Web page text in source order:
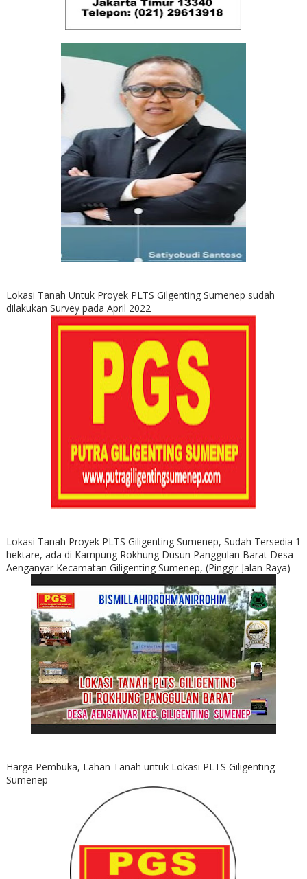
Lokasi Tanah Untuk Proyek PLTS Gilgenting Sumenep sudah
dilakukan Survey pada April 2022
Lokasi Tanah Proyek PLTS Giligenting Sumenep, Sudah Tersedia 1
hektare, ada di Kampung Rokhung Dusun Panggulan Barat Desa
Aenganyar Kecamatan Giligenting Sumenep, (Pinggir Jalan Raya)
Harga Pembuka, Lahan Tanah untuk Lokasi PLTS Giligenting
Sumenep